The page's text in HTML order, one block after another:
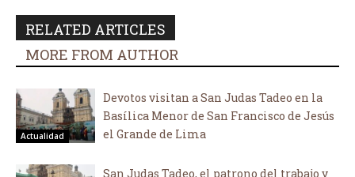
RELATED ARTICLES
MORE FROM AUTHOR
Actualidad
Devotos visitan a San Judas Tadeo en la
Basílica Menor de San Francisco de Jesús
el Grande de Lima
San Judas Tadeo, el patrono del trabajo y